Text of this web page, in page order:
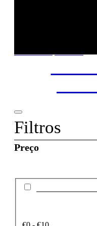
Piada.
Filtros
Preço